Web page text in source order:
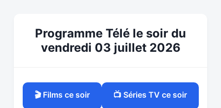
Programme Télé le soir du
vendredi 03 juillet 2026
🎬 Films ce soir 📺 Séries TV ce soir